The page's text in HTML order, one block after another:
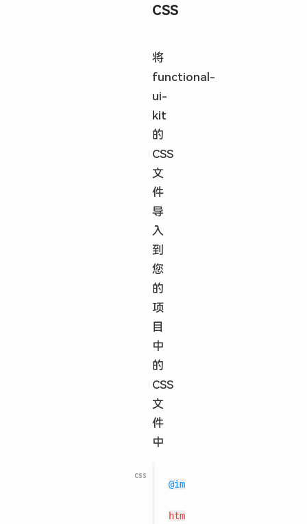
CSS
将
functional-
ui-
kit
的
CSS
文
件
导
入
到
您
的
项
目
中
的
CSS
文
件
中
@import
html